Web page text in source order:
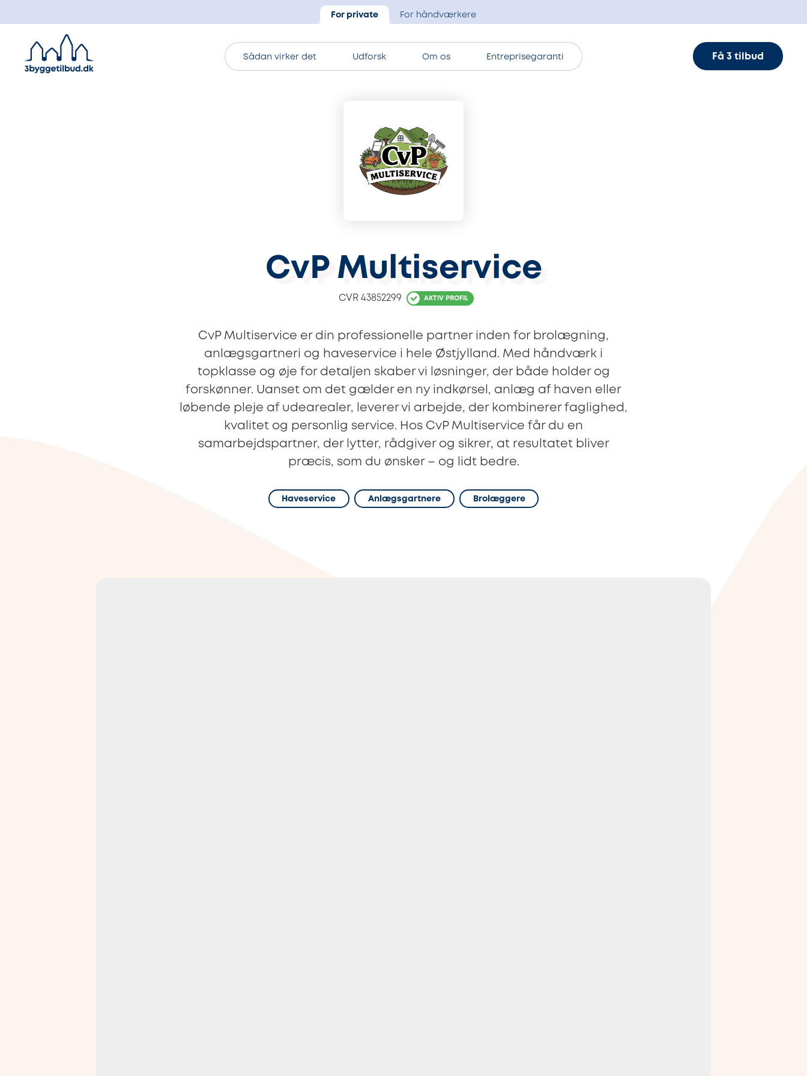
For private For håndværkere
Sådan virker det Udforsk Om os Entreprisegaranti Få 3 tilbud
CvP Multiservice
CVR 43852299 AKTIV PROFIL
CvP Multiservice er din professionelle partner inden for brolægning,
anlægsgartneri og haveservice i hele Østjylland. Med håndværk i
topklasse og øje for detaljen skaber vi løsninger, der både holder og
forskønner. Uanset om det gælder en ny indkørsel, anlæg af haven eller
løbende pleje af udearealer, leverer vi arbejde, der kombinerer faglighed,
kvalitet og personlig service. Hos CvP Multiservice får du en
samarbejdspartner, der lytter, rådgiver og sikrer, at resultatet bliver
præcis, som du ønsker – og lidt bedre.
Haveservice Anlægsgartnere Brolæggere